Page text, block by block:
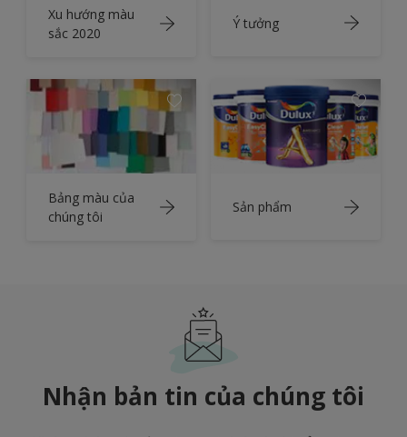
Xu hướng màu
sắc 2020
Ý tưởng
Bảng màu của
chúng tôi
Sản phẩm
Nhận bản tin của chúng tôi